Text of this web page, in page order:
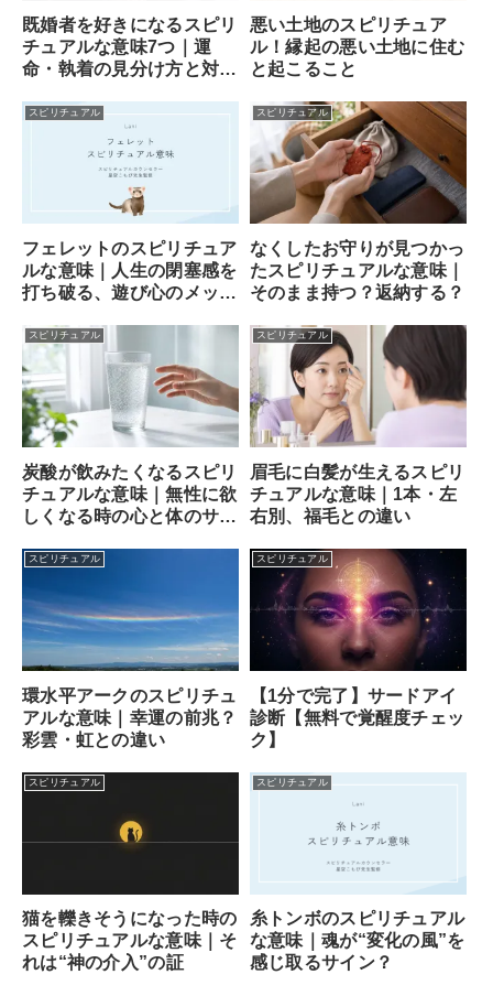
既婚者を好きになるスピリ
チュアルな意味7つ｜運
命・執着の見分け方と対処
悪い土地のスピリチュア
ル！縁起の悪い土地に住む
と起こること
スピリチュアル
フェレットのスピリチュア
ルな意味｜人生の閉塞感を
打ち破る、遊び心のメッセ
スピリチュアル
なくしたお守りが見つかっ
たスピリチュアルな意味｜
そのまま持つ？返納する？
スピリチュアル
炭酸が飲みたくなるスピリ
チュアルな意味｜無性に欲
しくなる時の心と体のサイ
スピリチュアル
眉毛に白髪が生えるスピリ
チュアルな意味｜1本・左
右別、福毛との違い
スピリチュアル
環水平アークのスピリチュ
アルな意味｜幸運の前兆？
彩雲・虹との違い
スピリチュアル
【1分で完了】サードアイ
診断【無料で覚醒度チェッ
ク】
スピリチュアル
猫を轢きそうになった時の
スピリチュアルな意味｜そ
れは“神の介入”の証
スピリチュアル
糸トンボのスピリチュアル
な意味｜魂が“変化の風”を
感じ取るサイン？